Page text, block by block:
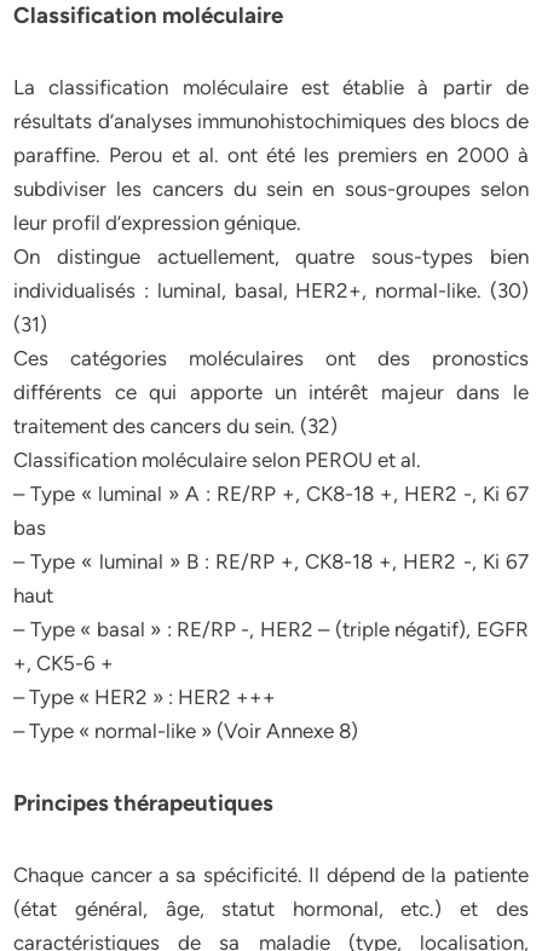
Classification moléculaire
La classification moléculaire est établie à partir de
résultats d’analyses immunohistochimiques des blocs de
paraffine. Perou et al. ont été les premiers en 2000 à
subdiviser les cancers du sein en sous-groupes selon
leur profil d’expression génique.
On distingue actuellement, quatre sous-types bien
individualisés : luminal, basal, HER2+, normal-like. (30)
(31)
Ces catégories moléculaires ont des pronostics
différents ce qui apporte un intérêt majeur dans le
traitement des cancers du sein. (32)
Classification moléculaire selon PEROU et al.
– Type « luminal » A : RE/RP +, CK8-18 +, HER2 -, Ki 67
bas
– Type « luminal » B : RE/RP +, CK8-18 +, HER2 -, Ki 67
haut
– Type « basal » : RE/RP -, HER2 – (triple négatif), EGFR
+, CK5-6 +
– Type « HER2 » : HER2 +++
– Type « normal-like » (Voir Annexe 8)
Principes thérapeutiques
Chaque cancer a sa spécificité. Il dépend de la patiente
(état général, âge, statut hormonal, etc.) et des
caractéristiques de sa maladie (type, localisation,